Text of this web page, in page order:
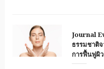
Journal
ธรรมชาติ
การฟื้นฟูผิว